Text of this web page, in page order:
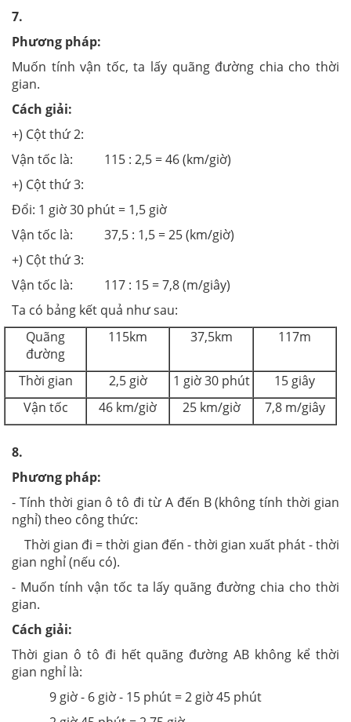
7.
Phương pháp:
Muốn tính vận tốc, ta lấy quãng đường chia cho thời
gian.
Cách giải:
+) Cột thứ 2:
Vận tốc là: 115 : 2,5 = 46 (km/giờ)
+) Cột thứ 3:
Đổi: 1 giờ 30 phút = 1,5 giờ
Vận tốc là: 37,5 : 1,5 = 25 (km/giờ)
+) Cột thứ 3:
Vận tốc là: 117 : 15 = 7,8 (m/giây)
Ta có bảng kết quả như sau:
Quãng
đường
115km 37,5km 117m
Thời gian 2,5 giờ 1 giờ 30 phút
15 giây
Vận tốc
46 km/giờ 25 km/giờ 7,8 m/giây
8.
Phương pháp:
- Tính thời gian ô tô đi từ A đến B (không tính thời gian
nghỉ) theo công thức:
Thời gian đi = thời gian đến - thời gian xuất phát - thời
gian nghỉ (nếu có).
- Muốn tính vận tốc ta lấy quãng đường chia cho thời
gian.
Cách giải:
Thời gian ô tô đi hết quãng đường AB không kể thời
gian nghỉ là:
9 giờ - 6 giờ - 15 phút = 2 giờ 45 phút